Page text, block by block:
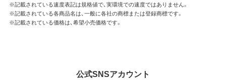
※記載されている速度表記は規格値で、実環境での速度ではありません。
※記載されている各商品名は、一般に各社の商標または登録商標です。
※記載されている価格は、希望小売価格です。
公式SNSアカウント